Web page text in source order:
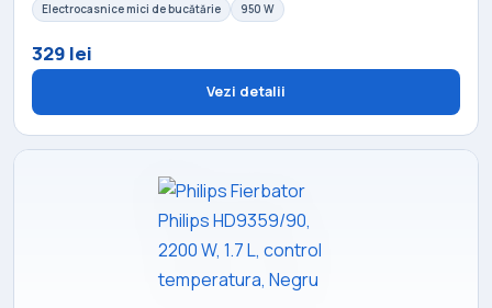
Electrocasnice mici de bucătărie 950 W
329 lei
Vezi detalii